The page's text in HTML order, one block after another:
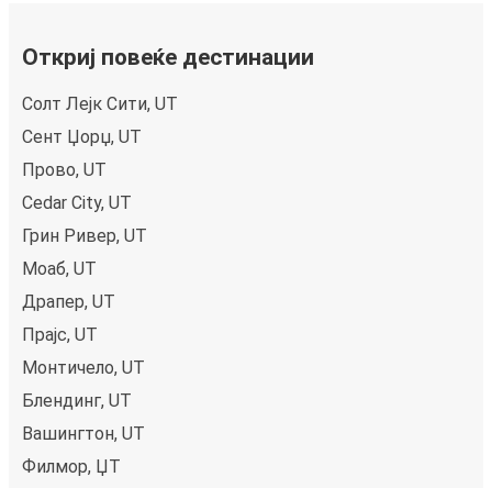
Откриј повеќе дестинации
Солт Лејк Сити, UT
Сент Џорџ, UT
Прово, UT
Cedar City, UT
Грин Ривер, UT
Моаб, UT
Драпер, UT
Прајс, UT
Монтичело, UT
Блендинг, UT
Вашингтон, UT
Филмор, ЏТ